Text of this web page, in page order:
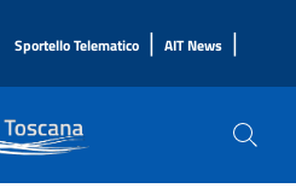
Sportello Telematico | AIT News |